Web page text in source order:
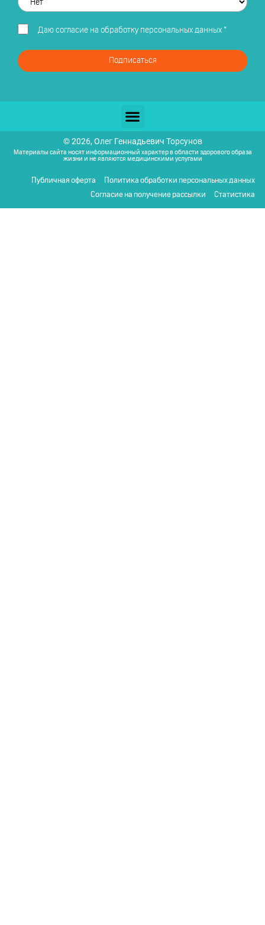
Даю согласие на обработку персональных данных*
Подписаться
© 2026, Олег Геннадьевич Торсунов
Материалы сайта носят информационный характер в области здорового образа
жизни и не являются медицинскими услугами
Публичная оферта
Политика обработки персональных данных
Согласие на получение рассылки
Статистика